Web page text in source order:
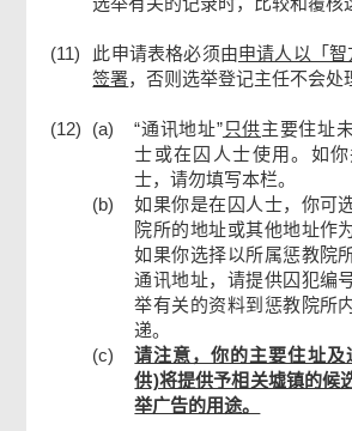
(11) 此申请表格必须由申请人以「
签署，否则选举登记主任不会处
(12) (a) “通讯地址”只供主要住址
士或在囚人士使用。如
士，请勿填写本栏。
(b)
如果你是在囚人士，你可
院所的地址或其他地址作
如果你选择以所属惩教院
通讯地址，请提供囚犯编
举有关的资料到惩教院所
递。
(c)
请注意，你的主要住址及
供)将提供予相关墟镇的候
举广告的用途。